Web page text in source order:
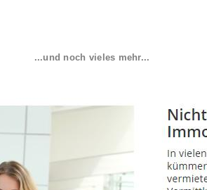
...und noch vieles mehr...